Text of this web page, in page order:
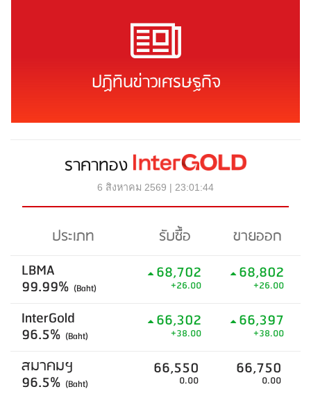
ปฏิทินข่าวเศรษฐกิจ
ราคาทอง
6 สิงหาคม 2569 | 23:01:44
ประเภท รับซื้อ
ขายออก
LBMA
99.99% (Baht)
68,702
+26.00
68,802
+26.00
InterGold
96.5% (Baht)
66,302
+38.00
66,397
+38.00
สมาคมฯ
96.5% (Baht)
66,550
0.00
66,750
0.00